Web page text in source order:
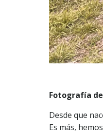
Fotografía
Desde que
Es más,